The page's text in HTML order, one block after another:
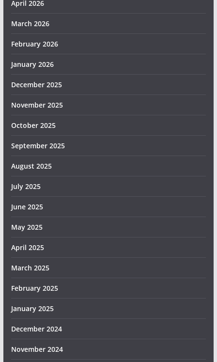
April 2026
March 2026
February 2026
January 2026
December 2025
November 2025
October 2025
September 2025
August 2025
July 2025
June 2025
May 2025
April 2025
March 2025
February 2025
January 2025
December 2024
November 2024